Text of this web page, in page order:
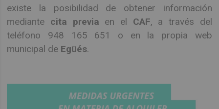
existe la posibilidad de obtener información
mediante cita previa en el CAF, a través del
teléfono 948 165 651 o en la propia web
municipal de Egüés.